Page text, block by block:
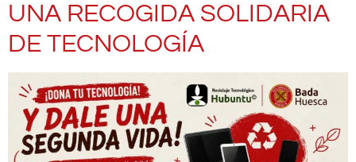
UNA RECOGIDA SOLIDARIA
DE TECNOLOGÍA